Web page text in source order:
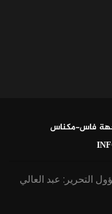
فاس-مكناس
التحرير: عبد العالي